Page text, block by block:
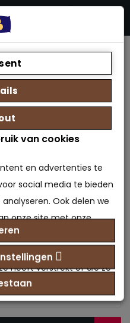
Zoeken
Thermo
4-
/ Geef beoordeling
van cookies
en advertenties te
social media te bieden
Ook delen we
onze site met onze
en analyse. Deze
combineren met
heeft verstrekt of die ze
uw gebruik van hun